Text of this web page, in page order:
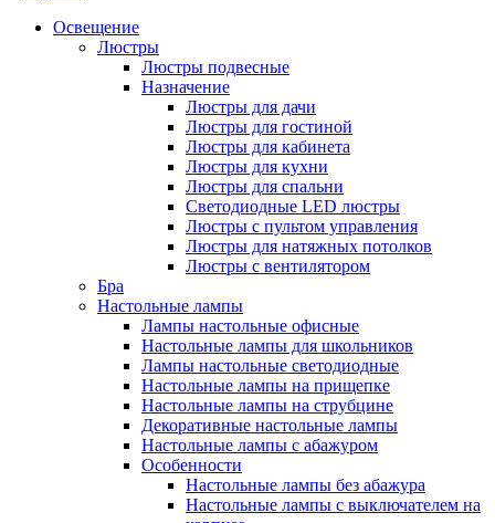
Освещение
Люстры
Люстры подвесные
Назначение
Люстры для дачи
Люстры для гостиной
Люстры для кабинета
Люстры для кухни
Люстры для спальни
Светодиодные LED люстры
Люстры с пультом управления
Люстры для натяжных потолков
Люстры с вентилятором
Бра
Настольные лампы
Лампы настольные офисные
Настольные лампы для школьников
Лампы настольные светодиодные
Настольные лампы на прищепке
Настольные лампы на струбцине
Декоративные настольные лампы
Настольные лампы с абажуром
Особенности
Настольные лампы без абажура
Настольные лампы с выключателем на